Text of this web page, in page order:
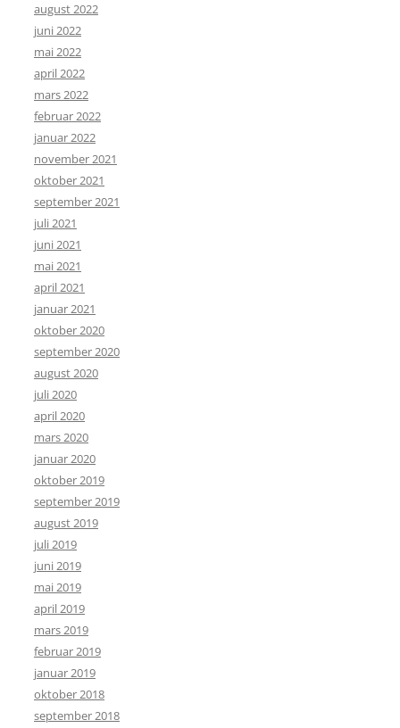
august 2022
juni 2022
mai 2022
april 2022
mars 2022
februar 2022
januar 2022
november 2021
oktober 2021
september 2021
juli 2021
juni 2021
mai 2021
april 2021
januar 2021
oktober 2020
september 2020
august 2020
juli 2020
april 2020
mars 2020
januar 2020
oktober 2019
september 2019
august 2019
juli 2019
juni 2019
mai 2019
april 2019
mars 2019
februar 2019
januar 2019
oktober 2018
september 2018